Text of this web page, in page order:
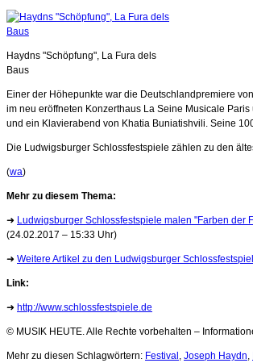
Haydns "Schöpfung", La Fura dels
Baus
Einer der Höhepunkte war die Deutschlandpremiere
im neu eröffneten Konzerthaus La Seine Musicale
und ein Klavierabend von Khatia Buniatishvili. Seine
Die Ludwigsburger Schlossfestspiele zählen zu den
(wa)
Mehr zu diesem Thema:
➜ Ludwigsburger Schlossfestspiele malen "Farben der
(24.02.2017 – 15:33 Uhr)
➜ Weitere Artikel zu den Ludwigsburger
Link:
➜ http://www.schlossfestspiele.de
© MUSIK HEUTE. Alle Rechte vorbehalten –
Mehr zu diesen Schlagwörtern: Festival , Joseph Haydn,